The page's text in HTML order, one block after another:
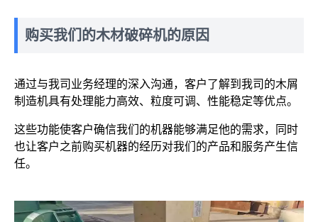
购买我们的木材破碎机的原因
通过与我司业务经理的深入沟通，客户了解到我司的木屑
制造机具有处理能力高效、粒度可调、性能稳定等优点。
这些功能使客户确信我们的机器能够满足他的需求，同时
也让客户之前购买机器的经历对我们的产品和服务产生信
任。